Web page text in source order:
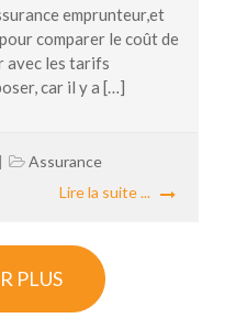
emprunteur,et
comparer le coût de
avec les tarifs
car il y a […]
Assurance
Lire la suite ...
PLUS